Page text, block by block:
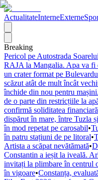
ActualitateInterneExterne
Breaking
Pericol pe Autostrada
RAJA la Mangalia. Apa va fi
un crater format pe
scăzut atât de mult încât
închide din nou pentru
de o parte din restricțiile la
confirmă soliditatea
dispărut în mare, între Tuzla
în mod repetat pe carosabil•
în patru stațiuni de pe litoral•
Artista a scăpat nevătămată•
Constantin a ieșit la iveală.
invitați la plimbare în centrul
în vigoare•Constanța,